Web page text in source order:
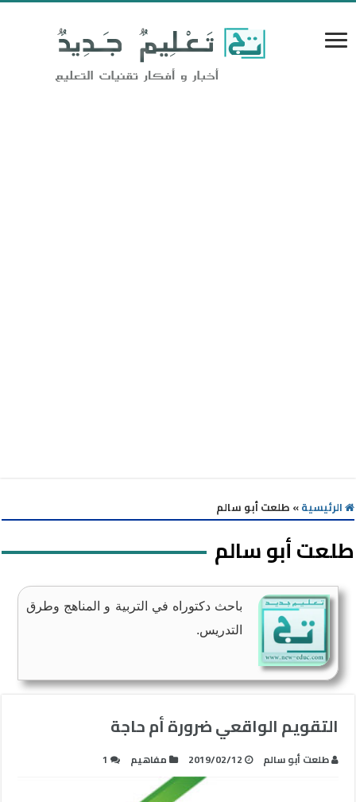
الرئيسية» طلعت أبو سالم
طلعت أبو سالم
باحث دكتوراه في التربية و المناهج وطرق
التدريس.
التقويم الواقعي ضرورة أم حاجة
طلعت أبو سالم 2019/02/12 مفاهيم 1